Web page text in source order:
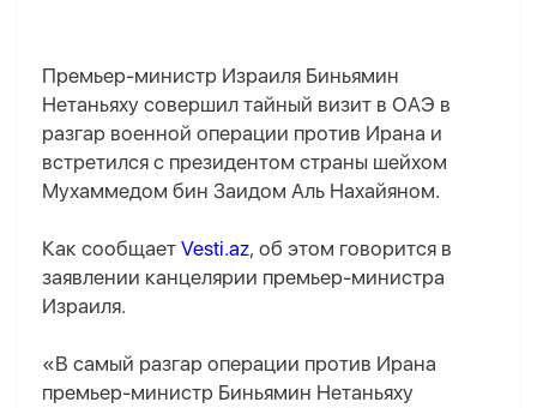
Премьер-министр Израиля Биньямин
Нетаньяху совершил тайный визит в ОАЭ в
разгар военной операции против Ирана и
встретился с президентом страны шейхом
Мухаммедом бин Заидом Аль Нахайяном.
Как сообщает Vesti.az, об этом говорится в
заявлении канцелярии премьер-министра
Израиля.
«В самый разгар операции против Ирана
премьер-министр Биньямин Нетаньяху